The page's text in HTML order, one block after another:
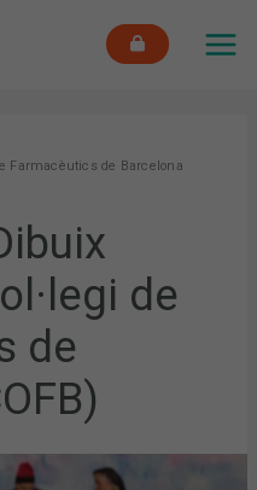
Farmacèutics de Barcelona
de
de